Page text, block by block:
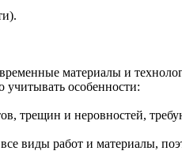
материалы и
учитывать особенности:
трещин и неровностей,
виды работ и материалы,